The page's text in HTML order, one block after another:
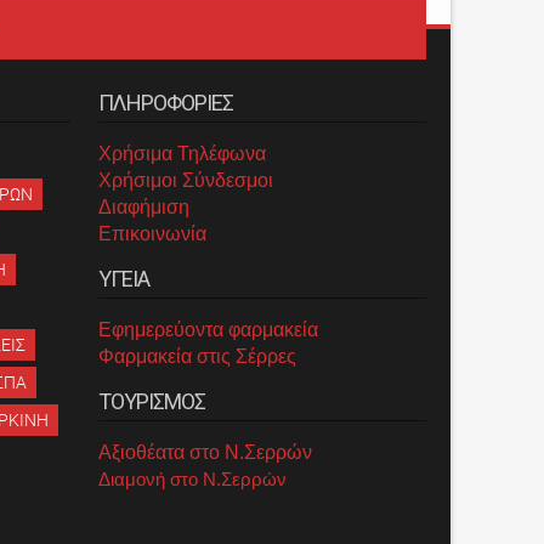
ΠΛΗΡΟΦΟΡΙΕΣ
Χρήσιμα Τηλέφωνα
Χρήσιμοι Σύνδεσμοι
Διαφήμιση
Επικοινωνία
ΥΓΕΙΑ
Εφημερεύοντα φαρμακεία
Φαρμακεία στις Σέρρες
ΤΟΥΡΙΣΜΟΣ
Αξιοθέατα στο Ν.Σερρών
Διαμονή στο Ν.Σερρών